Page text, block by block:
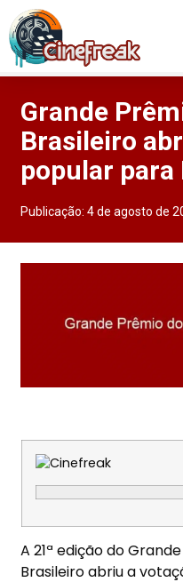
Grande
Brasileiro
popular
Publicação:4 de agosto de
A 21ª edição do
Brasileiro abriu a